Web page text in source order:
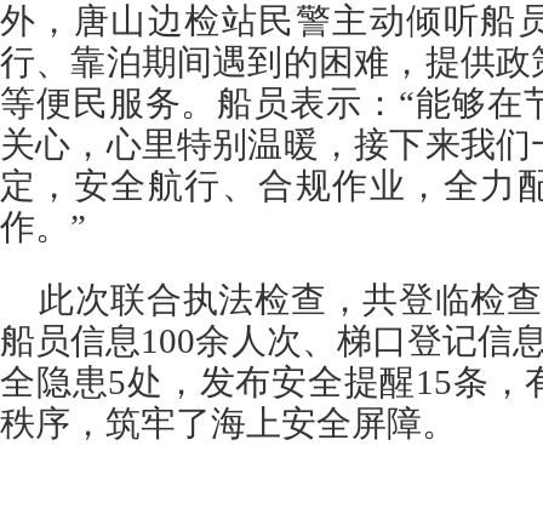
外，唐山边检站民警主动倾听船
行、靠泊期间遇到的困难，提供
等便民服务。船员表示：“能够在
关心，心里特别温暖，接下来我
定，安全航行、合规作业，全力
作。”
此次联合执法检查，共登临检
船员信息100余人次、梯口登记信
全隐患5处，发布安全提醒15条，
秩序，筑牢了海上安全屏障。